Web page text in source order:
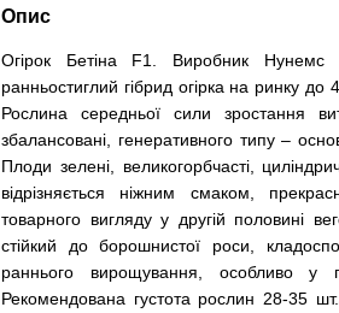
Опис
Огірок Бетіна F1. Виробник Нунемс
ранньостиглий гібрид огірка на ринку до
Рослина середньої сили зростання
збалансовані, генеративного типу –
Плоди зелені, великогорбчасті,
відрізняється ніжним смаком,
товарного вигляду у другій половині
стійкий до борошнистої роси,
раннього вирощування, особливо у
Рекомендована густота рослин 28-35